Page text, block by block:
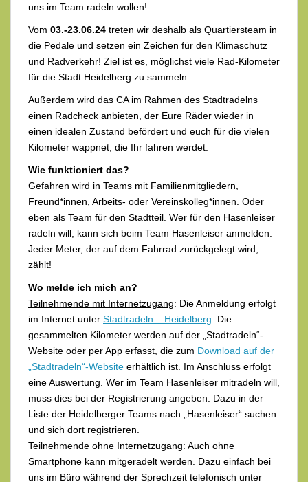
uns im Team radeln wollen!
Vom 03.-23.06.24 treten wir deshalb als Quartiersteam in
die Pedale und setzen ein Zeichen für den Klimaschutz
und Radverkehr! Ziel ist es, möglichst viele Rad-Kilometer
für die Stadt Heidelberg zu sammeln.
Außerdem wird das CA im Rahmen des Stadtradelns
einen Radcheck anbieten, der Eure Räder wieder in
einen idealen Zustand befördert und euch für die vielen
Kilometer wappnet, die Ihr fahren werdet.
Wie funktioniert das?
Gefahren wird in Teams mit Familienmitgliedern,
Freund*innen, Arbeits- oder Vereinskolleg*innen. Oder
eben als Team für den Stadtteil. Wer für den Hasenleiser
radeln will, kann sich beim Team Hasenleiser anmelden.
Jeder Meter, der auf dem Fahrrad zurückgelegt wird,
zählt!
Wo melde ich mich an?
Teilnehmende mit Internetzugang: Die Anmeldung erfolgt
im Internet unter Stadtradeln – Heidelberg . Die
gesammelten Kilometer werden auf der „Stadtradeln“-
Website oder per App erfasst, die zum Download auf der
„Stadtradeln“-Website erhältlich ist. Im Anschluss erfolgt
eine Auswertung. Wer im Team Hasenleiser mitradeln will,
muss dies bei der Registrierung angeben. Dazu in der
Liste der Heidelberger Teams nach „Hasenleiser“ suchen
und sich dort registrieren.
Teilnehmende ohne Internetzugang: Auch ohne
Smartphone kann mitgeradelt werden. Dazu einfach bei
uns im Büro während der Sprechzeit telefonisch unter